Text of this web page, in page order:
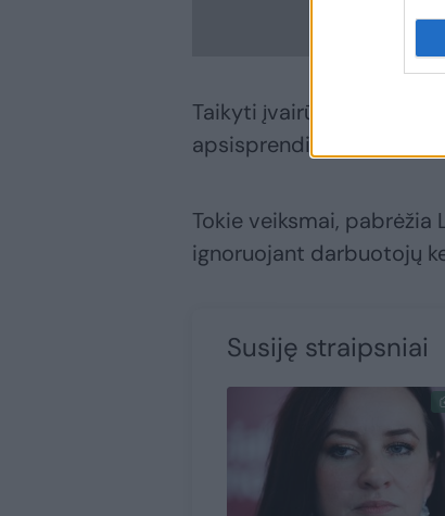
Taikyti įvairūs
apsisprendimą ir
Tokie veiksmai,
ignoruojant darbuotojų
Susiję straipsniai